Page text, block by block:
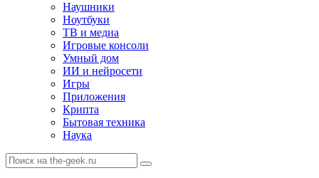
Наушники
Ноутбуки
ТВ и медиа
Игровые консоли
Умный дом
ИИ и нейросети
Игры
Приложения
Крипта
Бытовая техника
Наука